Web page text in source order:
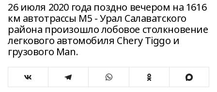
26 июля 2020 года поздно вечером на 1616
км автотрассы М5 - Урал Салаватского
района произошло лобовое столкновение
легкового автомобиля Chery Tiggo и
грузового Мan.